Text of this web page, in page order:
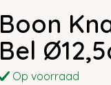
Boon
Bel
Op voorraad